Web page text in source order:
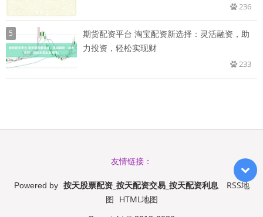
236
5
期货配资平台 淘宝配资新选择：灵活融资，助
力投资，轻松实现财
233
友情链接：
Powered by 按天股票配资_按天配资交易_按天配资利息
RSS地
图 HTML地图